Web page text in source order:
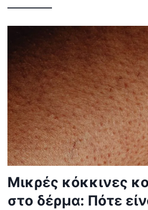
Μικρές κόκκινες
στο δέρμα: Πότε